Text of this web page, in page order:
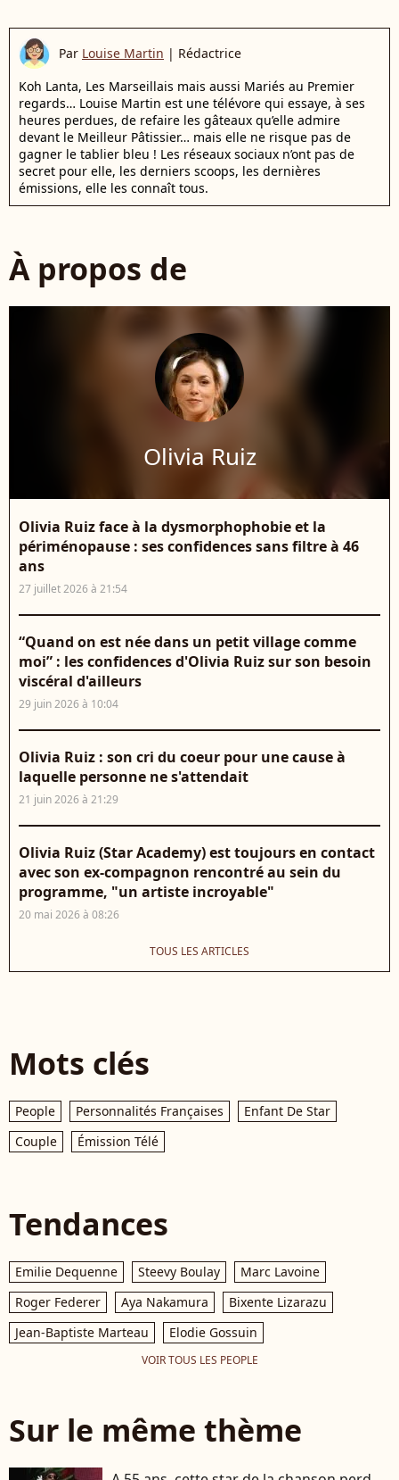
Par Louise Martin | Rédactrice
Koh Lanta, Les Marseillais mais aussi Mariés au Premier
regards… Louise Martin est une télévore qui essaye, à ses
heures perdues, de refaire les gâteaux qu’elle admire
devant le Meilleur Pâtissier… mais elle ne risque pas de
gagner le tablier bleu ! Les réseaux sociaux n’ont pas de
secret pour elle, les derniers scoops, les dernières
émissions, elle les connaît tous.
À propos de
Olivia Ruiz
Olivia Ruiz face à la dysmorphophobie et la
périménopause : ses confidences sans filtre à 46
ans
27 juillet 2026 à 21:54
“Quand on est née dans un petit village comme
moi” : les confidences d'Olivia Ruiz sur son besoin
viscéral d'ailleurs
29 juin 2026 à 10:04
Olivia Ruiz : son cri du coeur pour une cause à
laquelle personne ne s'attendait
21 juin 2026 à 21:29
Olivia Ruiz (Star Academy) est toujours en contact
avec son ex-compagnon rencontré au sein du
programme, "un artiste incroyable"
20 mai 2026 à 08:26
TOUS LES ARTICLES
Mots clés
People Personnalités Françaises
Enfant De Star
Couple
Émission Télé
Tendances
Emilie Dequenne Steevy Boulay
Marc Lavoine
Roger Federer
Aya Nakamura
Bixente Lizarazu
Jean-Baptiste Marteau
Elodie Gossuin
VOIR TOUS LES PEOPLE
Sur le même thème